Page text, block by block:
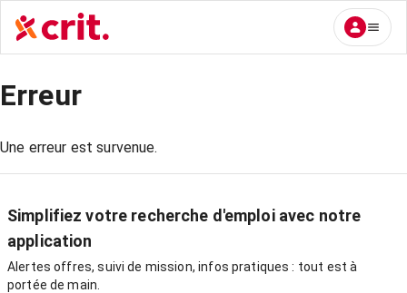
Erreur
Une erreur est survenue.
Simplifiez votre recherche d'emploi avec notre
application
Alertes offres, suivi de mission, infos pratiques : tout est à
portée de main.